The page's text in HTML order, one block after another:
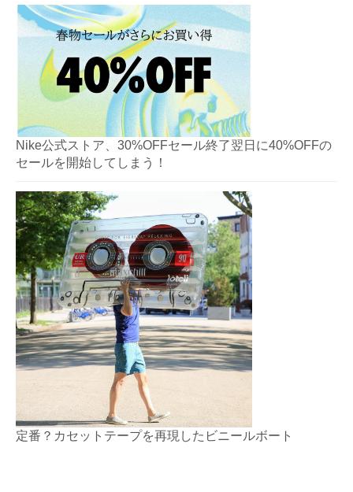
Nike公式ストア、30%OFFセール終了翌日に40%OFFの
セールを開始してしまう！
定番？カセットテープを再現したビニールボート